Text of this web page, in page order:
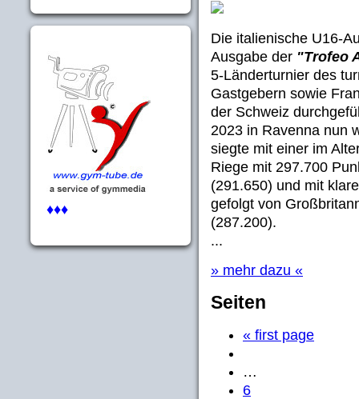
♦♦♦
Die italienische U16-
Ausgabe der "Trofeo
5-Länderturnier des
Gastgebern sowie
der Schweiz
2023 in Ravenna nun
siegte mit einer im
Riege mit 297.700
(291.650) und mit
gefolgt von
(287.200).
...
» mehr dazu «
Seiten
« first page
…
6